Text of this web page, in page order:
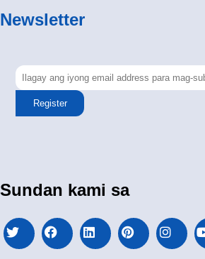
Newsletter
Register
Sundan kami sa